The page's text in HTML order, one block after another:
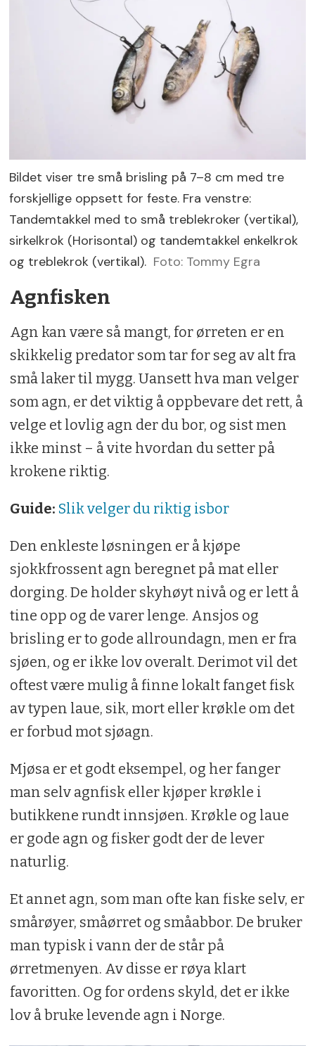
Bildet viser tre små brisling på 7–8 cm med tre
forskjellige oppsett for feste. Fra venstre:
Tandemtakkel med to små treblekroker (vertikal),
sirkelkrok (Horisontal) og tandemtakkel enkelkrok
og treblekrok (vertikal). Foto: Tommy Egra
Agnfisken
Agn kan være så mangt, for ørreten er en
skikkelig predator som tar for seg av alt fra
små laker til mygg. Uansett hva man velger
som agn, er det viktig å oppbevare det rett, å
velge et lovlig agn der du bor, og sist men
ikke minst – å vite hvordan du setter på
krokene riktig.
Guide: Slik velger du riktig isbor
Den enkleste løsningen er å kjøpe
sjokkfrossent agn beregnet på mat eller
dorging. De holder skyhøyt nivå og er lett å
tine opp og de varer lenge. Ansjos og
brisling er to gode allroundagn, men er fra
sjøen, og er ikke lov overalt. Derimot vil det
oftest være mulig å finne lokalt fanget fisk
av typen laue, sik, mort eller krøkle om det
er forbud mot sjøagn.
Mjøsa er et godt eksempel, og her fanger
man selv agnfisk eller kjøper krøkle i
butikkene rundt innsjøen. Krøkle og laue
er gode agn og fisker godt der de lever
naturlig.
Et annet agn, som man ofte kan fiske selv, er
smårøyer, småørret og småabbor. De bruker
man typisk i vann der de står på
ørretmenyen. Av disse er røya klart
favoritten. Og for ordens skyld, det er ikke
lov å bruke levende agn i Norge.